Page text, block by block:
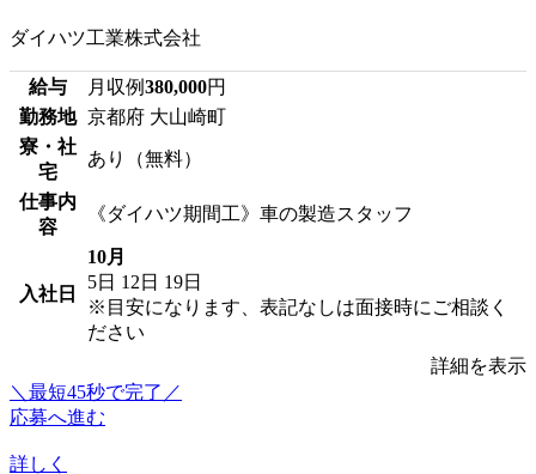
ダイハツ工業株式会社
給与 月収例380,000円
勤務地 京都府 大山崎町
寮・社
宅
あり（無料）
仕事内
容
《ダイハツ期間工》車の製造スタッフ
入社日
10月
5日 12日 19日
※目安になります、表記なしは面接時にご相談く
ださい
詳細を表示
＼最短45秒で完了／
応募へ進む
詳しく